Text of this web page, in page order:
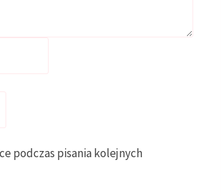
podczas pisania kolejnych